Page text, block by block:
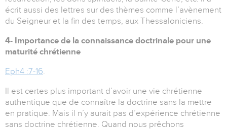
écrit aussi des lettres sur des thèmes comme l’avènement
du Seigneur et la fin des temps, aux Thessaloniciens.
4- Importance de la connaissance doctrinale pour une
maturité chrétienne
Eph4 :7-16.
Il est certes plus important d’avoir une vie chrétienne
authentique que de connaître la doctrine sans la mettre
en pratique. Mais il n’y aurait pas d’expérience chrétienne
sans doctrine chrétienne. Quand nous prêchons